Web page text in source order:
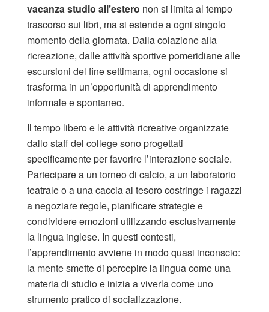
vacanza studio all’estero non si limita al tempo
trascorso sui libri, ma si estende a ogni singolo
momento della giornata. Dalla colazione alla
ricreazione, dalle attività sportive pomeridiane alle
escursioni del fine settimana, ogni occasione si
trasforma in un’opportunità di apprendimento
informale e spontaneo.
Il tempo libero e le attività ricreative organizzate
dallo staff del college sono progettati
specificamente per favorire l’interazione sociale.
Partecipare a un torneo di calcio, a un laboratorio
teatrale o a una caccia al tesoro costringe i ragazzi
a negoziare regole, pianificare strategie e
condividere emozioni utilizzando esclusivamente
la lingua inglese. In questi contesti,
l’apprendimento avviene in modo quasi inconscio:
la mente smette di percepire la lingua come una
materia di studio e inizia a viverla come uno
strumento pratico di socializzazione.